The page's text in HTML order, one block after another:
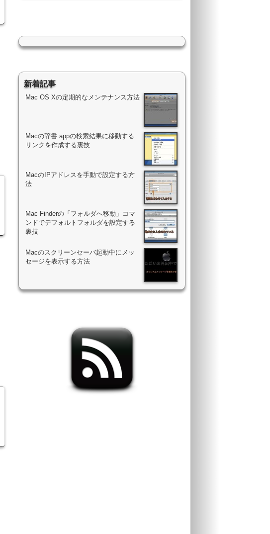
新着記事
Mac OS Xの定期的なメンテナンス方法
Macの辞書.appの検索結果に移動する
リンクを作成する裏技
MacのIPアドレスを手動で設定する方
法
Mac Finderの「フォルダへ移動」コマ
ンドでデフォルトフォルダを設定する
裏技
Macのスクリーンセーバ起動中にメッ
セージを表示する方法